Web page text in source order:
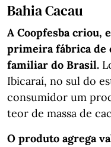
Bahia Cacau
A Coopfesba criou,
primeira fábrica de
familiar do Brasil.
Ibicaraí, no sul do
consumidor um
teor de massa de
O produto agrega